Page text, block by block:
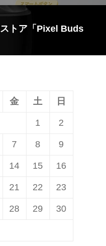
トア「Pixel Buds
金 土 日
1 2
7 8 9
14 15 16
21 22 23
28 29 30